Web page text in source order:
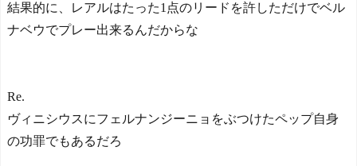
結果的に、レアルはたった1点のリードを許しただけでベル
ナベウでプレー出来るんだからな
Re.
ヴィニシウスにフェルナンジーニョをぶつけたペップ自身
の功罪でもあるだろ